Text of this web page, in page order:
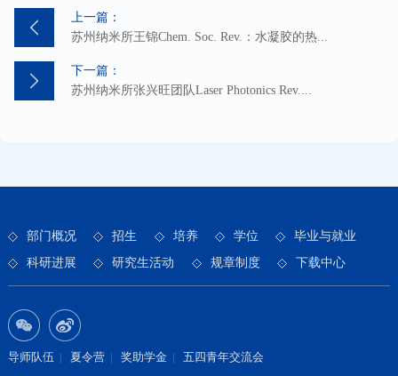
上一篇：
苏州纳米所王锦Chem. Soc. Rev.：水凝胶的热...
下一篇：
苏州纳米所张兴旺团队Laser Photonics Rev....
部门概况 招生 培养 学位
毕业与就业
科研进展
研究生活动 规章制度 下载中心
导师队伍 | 夏令营 | 奖助学金 | 五四青年交流会